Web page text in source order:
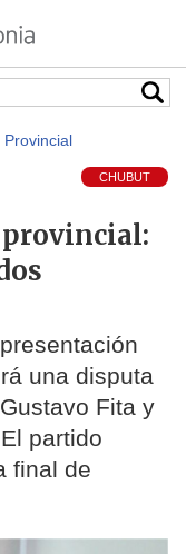
Provincial
CHUBUT
provincial:
una disputa
Fita y
partido
final de